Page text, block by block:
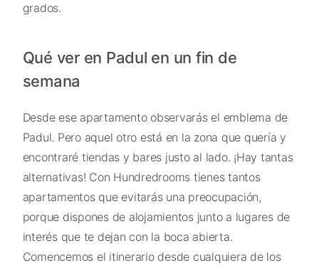
grados.
Qué ver en Padul en un fin de
semana
Desde ese apartamento observarás el emblema de
Padul. Pero aquel otro está en la zona que quería y
encontraré tiendas y bares justo al lado. ¡Hay tantas
alternativas! Con Hundredrooms tienes tantos
apartamentos que evitarás una preocupación,
porque dispones de alojamientos junto a lugares de
interés que te dejan con la boca abierta.
Comencemos el itinerario desde cualquiera de los